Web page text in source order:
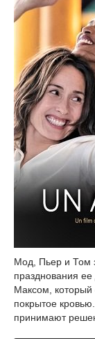
Мод, Пьер и Том
празднования
Максом, который
покрытое
принимают